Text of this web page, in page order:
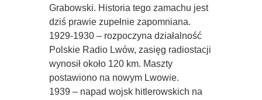
Grabowski. Historia tego zamachu jest
dziś prawie zupełnie zapomniana.
1929-1930 – rozpoczyna działalność
Polskie Radio Lwów, zasięg radiostacji
wynosił około 120 km. Maszty
postawiono na nowym Lwowie.
1939 – napad wojsk hitlerowskich na